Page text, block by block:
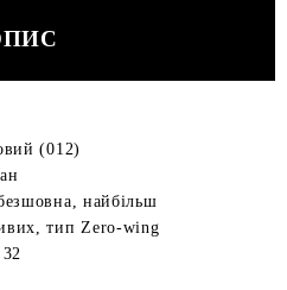
(012)
найбільш
тип Zero-wing